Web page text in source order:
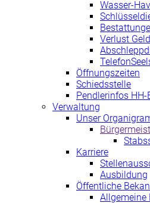
Wasser-
Verlust
Öffnungszeiten
Schiedsstelle
Pendlerinfos HH-
Verwaltung
Unser
Karriere
Ausbildung
Öffentliche
Allgemeine